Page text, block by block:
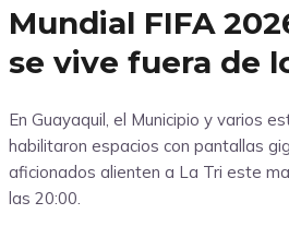
Mundial FIFA
se vive fuera de
En Guayaquil, el Municipio y varios
habilitaron espacios con pantallas
aficionados alienten a La Tri este
las 20:00.